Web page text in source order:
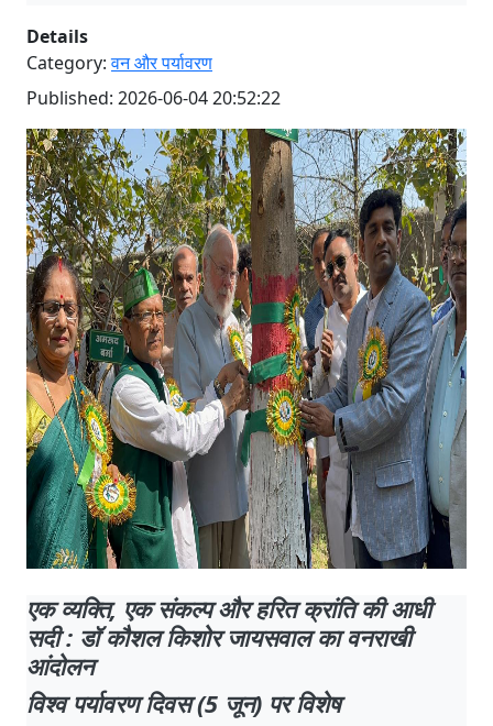
Details
Category:वन और पर्यावरण
Published: 2026-06-04 20:52:22
एक व्यक्ति, एक संकल्प और हरित क्रांति की आधी
सदी : डॉ कौशल किशोर जायसवाल का वनराखी
आंदोलन
विश्व पर्यावरण दिवस (5 जून) पर विशेष